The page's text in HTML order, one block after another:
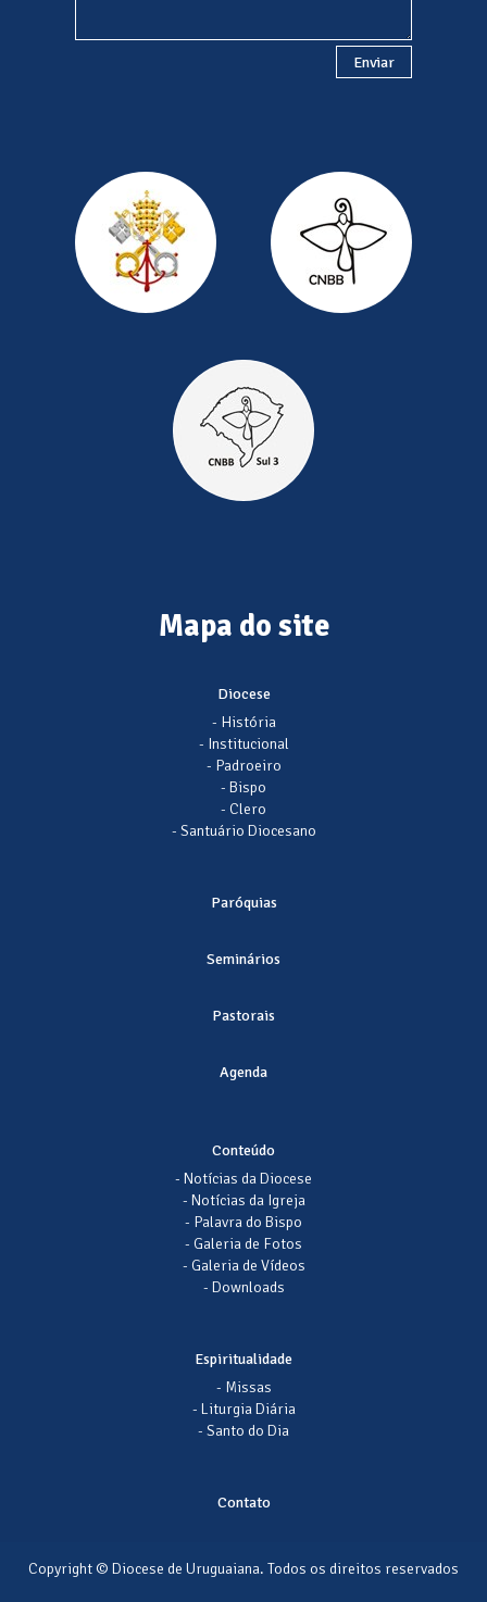
Mapa do site
Diocese
- História
- Institucional
- Padroeiro
- Bispo
- Clero
- Santuário Diocesano
Paróquias
Seminários
Pastorais
Agenda
Conteúdo
- Notícias da Diocese
- Notícias da Igreja
- Palavra do Bispo
- Galeria de Fotos
- Galeria de Vídeos
- Downloads
Espiritualidade
- Missas
- Liturgia Diária
- Santo do Dia
Contato
Copyright © Diocese de Uruguaiana. Todos os direitos reservados